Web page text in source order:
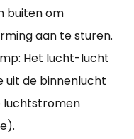
buiten om
aan te sturen.
Het lucht-lucht
de binnenlucht
luchtstromen